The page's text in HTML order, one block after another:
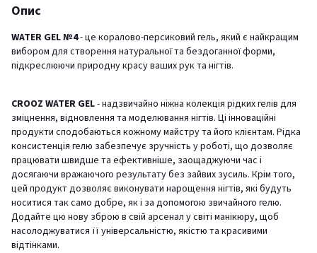
Опис
WATER GEL №4- це коралово-персиковий гель, який є найкращим
вибором для створення натуральної та бездоганної форми,
підкреслюючи природну красу ваших рук та нігтів.
CROOZ WATER GEL- надзвичайно ніжна колекція рідких гелів для
зміцнення, відновлення та моделювання нігтів. Ці інноваційні
продукти сподобаються кожному майстру та його клієнтам. Рідка
консистенція гелю забезпечує зручність у роботі, що дозволяє
працювати швидше та ефективніше, заощаджуючи час і
досягаючи вражаючого результату без зайвих зусиль. Крім того,
цей продукт дозволяє виконувати нарощення нігтів, які будуть
носитися так само добре, як і за допомогою звичайного гелю.
Додайте цю нову зброю в свій арсенал у світі манікюру, щоб
насолоджуватися її універсальністю, якістю та красивими
відтінками.